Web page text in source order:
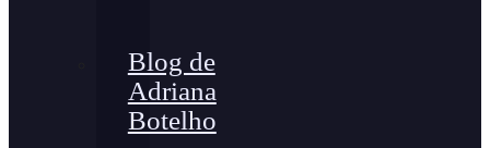
Blog de
Adriana
Botelho